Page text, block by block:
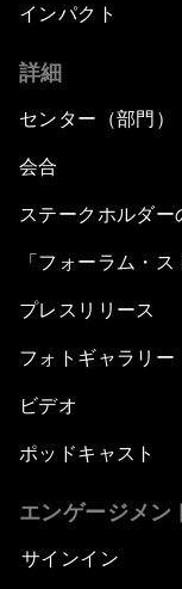
インパクト
詳細
センター（部門）
会合
ステークホルダー
「フォーラム・ス
プレスリリース
フォトギャラリー
ビデオ
ポッドキャスト
エンゲージメン
サインイン